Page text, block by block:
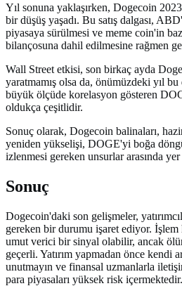
Yıl sonuna yaklaşırken, Dogecoin
bir düşüş yaşadı. Bu satış dalgası,
piyasaya sürülmesi ve meme coin'in
bilançosuna dahil edilmesine rağmen
Wall Street etkisi, son birkaç ayda
yaratmamış olsa da, önümüzdeki yıl
büyük ölçüde korelasyon gösteren
oldukça çeşitlidir.
Sonuç olarak, Dogecoin balinaları,
yeniden yükselişi, DOGE'yi boğa
izlenmesi gereken unsurlar arasında yer
Sonuç
Dogecoin'daki son gelişmeler,
gereken bir durumu işaret ediyor. İşlem
umut verici bir sinyal olabilir, ancak
geçerli. Yatırım yapmadan önce kendi
unutmayın ve finansal uzmanlarla
para piyasaları yüksek risk içermektedir.